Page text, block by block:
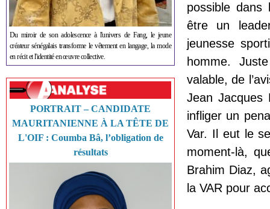
Du miroir de son adolescence à l'univers de Fang, le jeune
créateur sénégalais transforme le vêtement en langage, la mode
en récit et l'identité en œuvre collective.
PORTRAIT – CANDIDATE
MAURITANIENNE À LA TÊTE DE
L'OIF : Coumba Bâ, l’obligation de
résultats
possible dans
être un
jeunesse
homme.
valable, de
Jean Jacques
infliger un
Var. Il eut le
moment-là,
Brahim Diaz,
la VAR pour